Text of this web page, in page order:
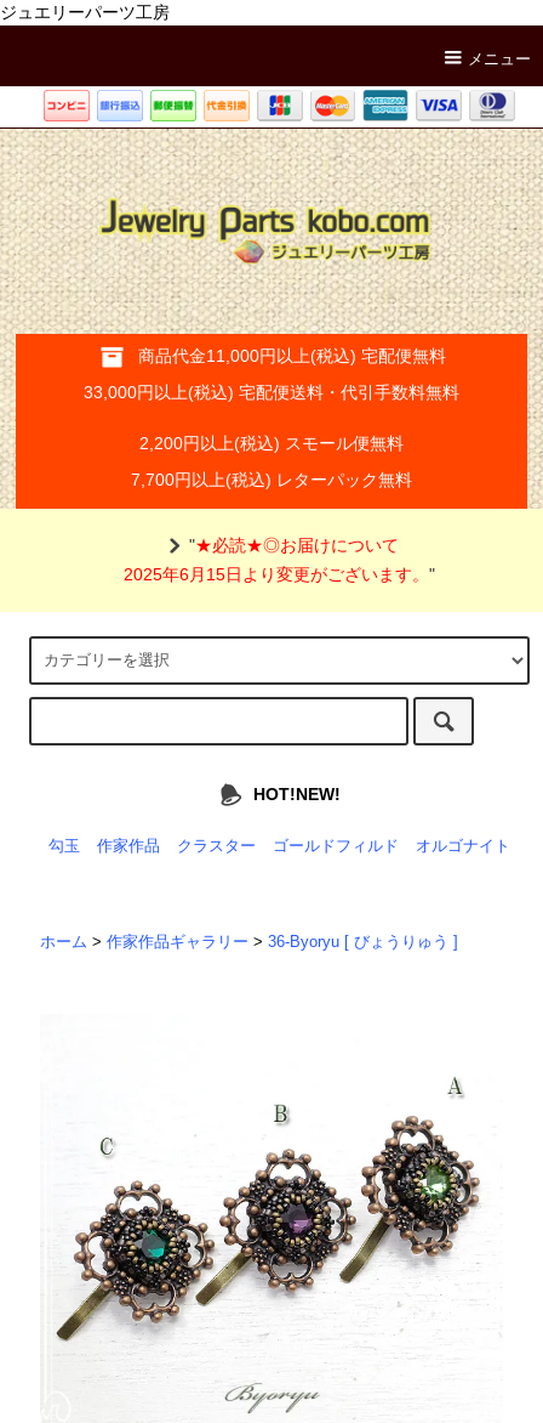
ジュエリーパーツ工房
メニュー
商品代金11,000円以上(税込) 宅配便無料
33,000円以上(税込) 宅配便送料・代引手数料無料
2,200円以上(税込) スモール便無料
7,700円以上(税込) レターパック無料
"★必読★◎お届けについて
2025年6月15日より変更がございます。"
HOT!NEW!
勾玉 作家作品 クラスター ゴールドフィルド オルゴナイト
ホーム >作家作品ギャラリー >36-Byoryu [ びょうりゅう ]